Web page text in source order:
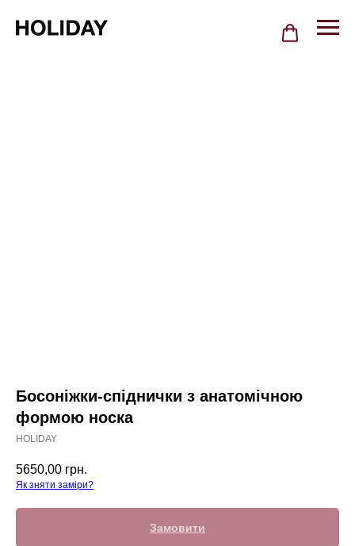
Босоніжки-спіднички з анатомічною
формою носка
HOLIDAY
5650,00 грн.
Як зняти заміри?
Замовити